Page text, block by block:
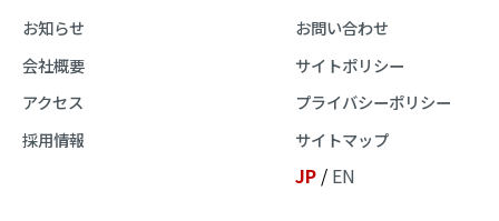
お知らせ
会社概要
アクセス
採用情報
お問い合わせ
サイトポリシー
プライバシーポリシー
サイトマップ
JP / EN